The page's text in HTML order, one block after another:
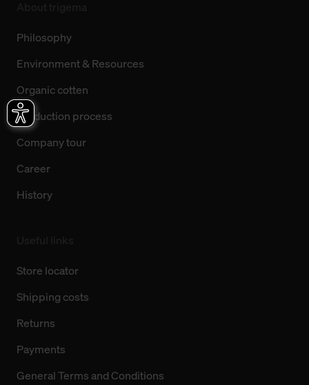
Philosophy
Environment & Resources
Organic cotten
Production process
Company tour
Career
History
Store locator
Shipping costs
Returns
Payments
General Terms and Conditions